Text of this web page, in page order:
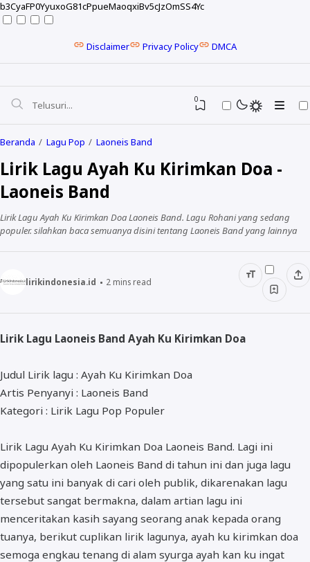
b3CyaFP0YyuxoG81cPpueMaoqxiBv5cJzOmSS4Yc
Disclaimer Privacy Policy DMCA
NELA KARISMA
ALMANAR
RELIGI RAMADHAN
NISA SABYAN
0
Beranda Lagu Pop Laoneis Band
Lirik Lagu Ayah Ku Kirimkan Doa -
Laoneis Band
Lirik Lagu Ayah Ku Kirimkan Doa Laoneis Band. Lagu Rohani yang sedang
populer. silahkan baca semuanya disini tentang Laoneis Band yang lainnya
lirikindonesia.id 2mins read
Lirik Lagu Laoneis Band Ayah Ku Kirimkan Doa
Judul Lirik lagu : Ayah Ku Kirimkan Doa
Artis Penyanyi : Laoneis Band
Kategori : Lirik Lagu Pop Populer
Lirik Lagu Ayah Ku Kirimkan Doa Laoneis Band. Lagi ini
dipopulerkan oleh Laoneis Band di tahun ini dan juga lagu
yang satu ini banyak di cari oleh publik, dikarenakan lagu
tersebut sangat bermakna, dalam artian lagu ini
menceritakan kasih sayang seorang anak kepada orang
tuanya, berikut cuplikan lirik lagunya, ayah ku kirimkan doa
semoga engkau tenang di alam syurga ayah kan ku ingat